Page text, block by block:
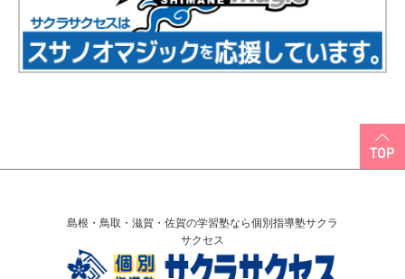
島根・鳥取・滋賀・佐賀の学習塾なら個別指導塾サクラ
サクセス